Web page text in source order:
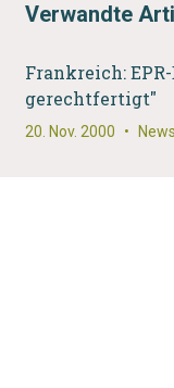
Verwandte
Frankreich:
gerechtfertigt"
20. Nov. 2000 • News